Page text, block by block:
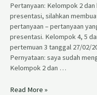
Pertanyaan: Kelompok 2
presentasi, silahkan
pertanyaan – pertanyaan
presentasi. Kelompok 4, 5
pertemuan 3 tanggal 27/02/
Pernyataan: saya sudah
Kelompok 2 dan …
Read More »